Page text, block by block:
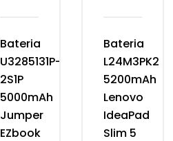
Bateria
U3285131P-
2S1P
5000mAh
Jumper
EZbook
Bateria
L24M3PK2
5200mAh
Lenovo
IdeaPad
Slim 5